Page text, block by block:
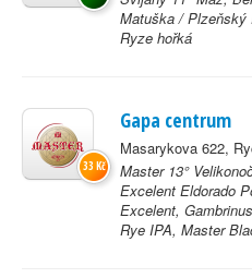
Matuška / Plzeňský
Ryze hořká
Gapa centrum
Masarykova 622,
Master 13°
Excelent Eldorado
Excelent,
Rye IPA, Master
33 Kč